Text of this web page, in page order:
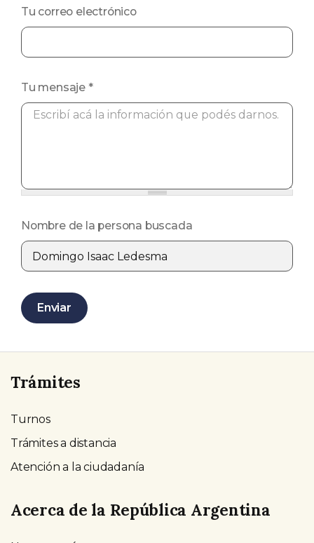
Tu correo electrónico
Tu mensaje *
Nombre de la persona buscada
Programa
Correo electrónico
Enviar
Trámites
Turnos
Trámites a distancia
Atención a la ciudadanía
Acerca de la República Argentina